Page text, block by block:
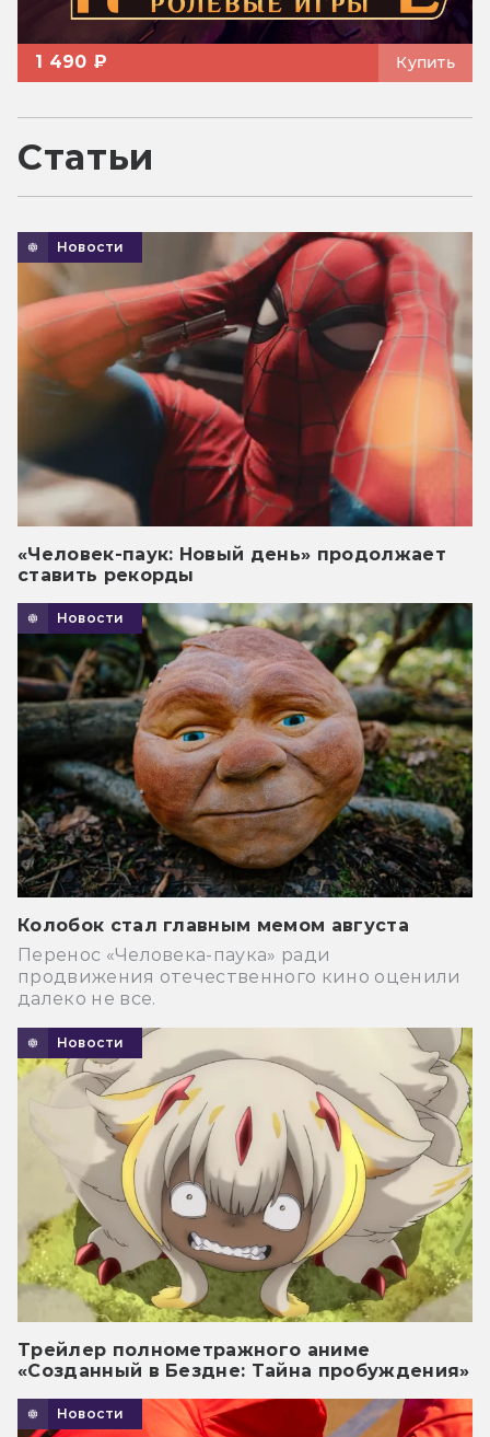
1 490 ₽ Купить
Статьи
Новости
«Человек-паук: Новый день» продолжает
ставить рекорды
Новости
Колобок стал главным мемом августа
Перенос «Человека-паука» ради
продвижения отечественного кино оценили
далеко не все.
Новости
Трейлер полнометражного аниме
«Созданный в Бездне: Тайна пробуждения»
Новости